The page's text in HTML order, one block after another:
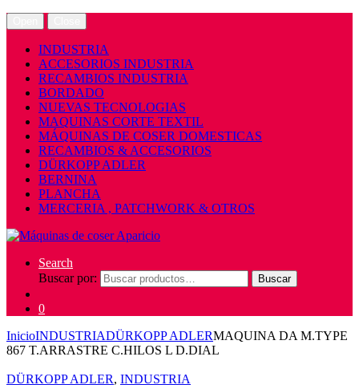
INDUSTRIA
ACCESORIOS INDUSTRIA
RECAMBIOS INDUSTRIA
BORDADO
NUEVAS TECNOLOGIAS
MAQUINAS CORTE TEXTIL
MÁQUINAS DE COSER DOMESTICAS
RECAMBIOS & ACCESORIOS
DÜRKOPP ADLER
BERNINA
PLANCHA
MERCERIA , PATCHWORK & OTROS
Search
Buscar por:
Buscar
0
InicioINDUSTRIADÜRKOPP ADLERMAQUINA DA M.TYPE
867 T.ARRASTRE C.HILOS L D.DIAL
DÜRKOPP ADLER, INDUSTRIA